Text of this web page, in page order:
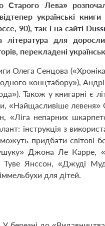
Старого Лева»
українські
90), так і на сайті
література для
перекладені
Олега Сенцова
одного концтабору»),
Також у книгарні є
«Найщасливіше левеня»
«Ліга непарних
інструкція з
придбати світові
Джона Ле Карре,
Туве Янссон, «Джуді
для дітей.